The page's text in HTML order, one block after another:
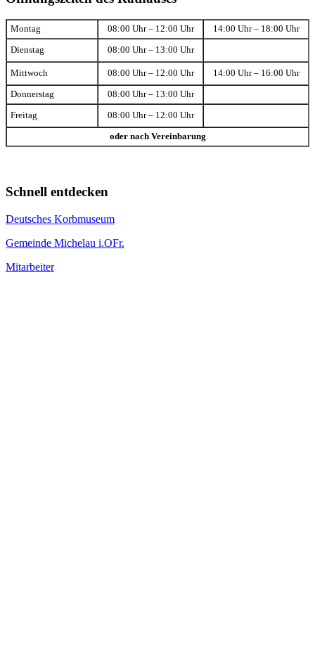
Montag 08:00 Uhr – 12:00 Uhr 14:00 Uhr – 18:00 Uhr
Dienstag 08:00 Uhr – 13:00 Uhr
Mittwoch 08:00 Uhr – 12:00 Uhr 14:00 Uhr – 16:00 Uhr
Donnerstag 08:00 Uhr – 13:00 Uhr
Freitag 08:00 Uhr – 12:00 Uhr
oder nach Vereinbarung
Schnell entdecken
Deutsches Korbmuseum
Gemeinde Michelau i.OFr.
Mitarbeiter